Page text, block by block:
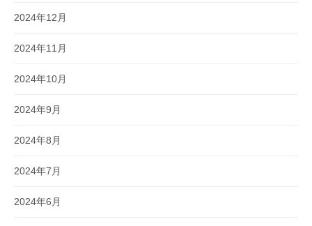
2024年12月
2024年11月
2024年10月
2024年9月
2024年8月
2024年7月
2024年6月